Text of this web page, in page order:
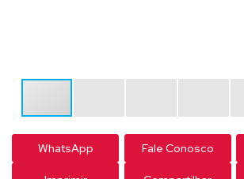
WhatsApp Fale Conosco